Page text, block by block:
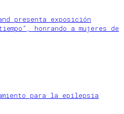
presenta exposición
honrando a mujeres de
para la epilepsia